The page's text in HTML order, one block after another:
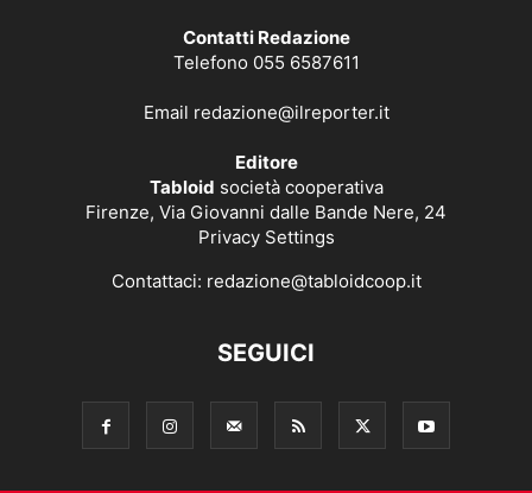
Contatti Redazione
Telefono 055 6587611
Email redazione@ilreporter.it
Editore
Tabloid società cooperativa
Firenze, Via Giovanni dalle Bande Nere, 24
Privacy Settings
Contattaci: redazione@tabloidcoop.it
SEGUICI